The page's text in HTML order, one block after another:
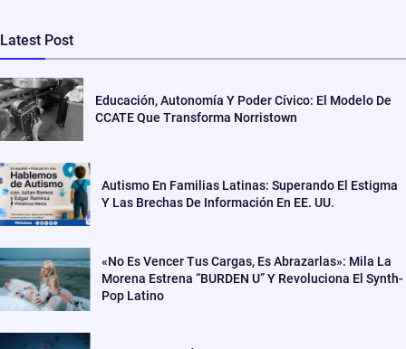
Latest Post
Educación, Autonomía Y Poder Cívico: El Modelo De
CCATE Que Transforma Norristown
Autismo En Familias Latinas: Superando El Estigma
Y Las Brechas De Información En EE. UU.
«No Es Vencer Tus Cargas, Es Abrazarlas»: Mila La
Morena Estrena “BURDEN U” Y Revoluciona El Synth-
Pop Latino